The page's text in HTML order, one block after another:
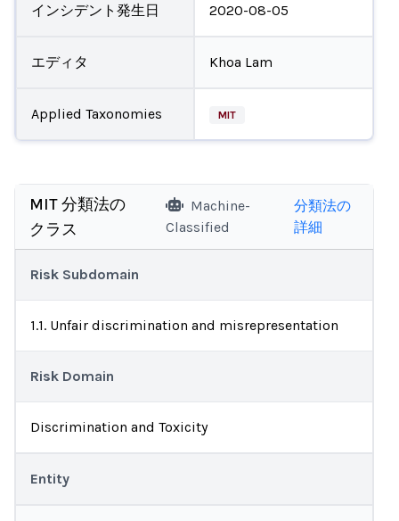
インシデント発生日 2020-08-05
エディタ Khoa Lam
Applied Taxonomies MIT
MIT 分類法の
クラス
Machine-
Classified
分類法の
詳細
Risk Subdomain
1.1. Unfair discrimination and misrepresentation
Risk Domain
Discrimination and Toxicity
Entity